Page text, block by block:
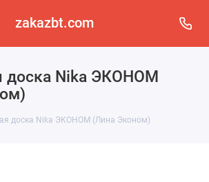
zakazbt.com
доска Nika ЭКОНОМ
доска Nika ЭКОНОМ (Лина Эконом)